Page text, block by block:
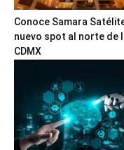
Conoce Samara
nuevo spot al norte de
CDMX